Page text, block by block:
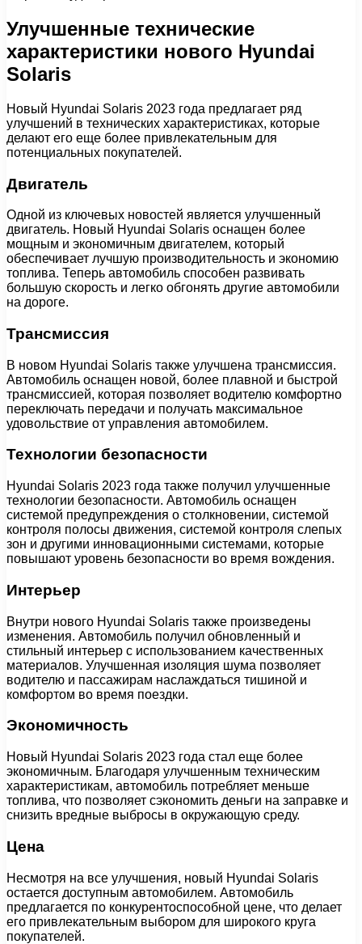
Улучшенные технические
характеристики нового Hyundai
Solaris
Новый Hyundai Solaris 2023 года предлагает ряд
улучшений в технических характеристиках, которые
делают его еще более привлекательным для
потенциальных покупателей.
Двигатель
Одной из ключевых новостей является улучшенный
двигатель. Новый Hyundai Solaris оснащен более
мощным и экономичным двигателем, который
обеспечивает лучшую производительность и экономию
топлива. Теперь автомобиль способен развивать
большую скорость и легко обгонять другие автомобили
на дороге.
Трансмиссия
В новом Hyundai Solaris также улучшена трансмиссия.
Автомобиль оснащен новой, более плавной и быстрой
трансмиссией, которая позволяет водителю комфортно
переключать передачи и получать максимальное
удовольствие от управления автомобилем.
Технологии безопасности
Hyundai Solaris 2023 года также получил улучшенные
технологии безопасности. Автомобиль оснащен
системой предупреждения о столкновении, системой
контроля полосы движения, системой контроля слепых
зон и другими инновационными системами, которые
повышают уровень безопасности во время вождения.
Интерьер
Внутри нового Hyundai Solaris также произведены
изменения. Автомобиль получил обновленный и
стильный интерьер с использованием качественных
материалов. Улучшенная изоляция шума позволяет
водителю и пассажирам наслаждаться тишиной и
комфортом во время поездки.
Экономичность
Новый Hyundai Solaris 2023 года стал еще более
экономичным. Благодаря улучшенным техническим
характеристикам, автомобиль потребляет меньше
топлива, что позволяет сэкономить деньги на заправке и
снизить вредные выбросы в окружающую среду.
Цена
Несмотря на все улучшения, новый Hyundai Solaris
остается доступным автомобилем. Автомобиль
предлагается по конкурентоспособной цене, что делает
его привлекательным выбором для широкого круга
покупателей.